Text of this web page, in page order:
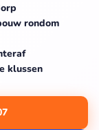
rondom
klussen